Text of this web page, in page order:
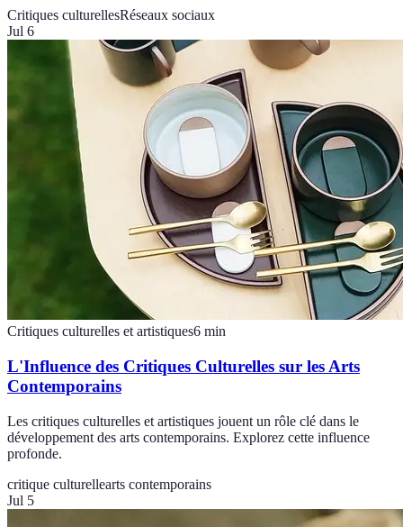
Critiques culturellesRéseaux sociaux
Jul 6
Critiques culturelles et artistiques6 min
L'Influence des Critiques Culturelles sur les Arts
Contemporains
Les critiques culturelles et artistiques jouent un rôle clé dans le
développement des arts contemporains. Explorez cette influence
profonde.
critique culturellearts contemporains
Jul 5